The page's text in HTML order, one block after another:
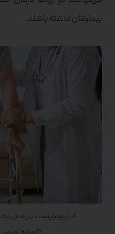
بیمارشان داشته باشند.
فیزیوتراپیست در منزل
گستره تمرین